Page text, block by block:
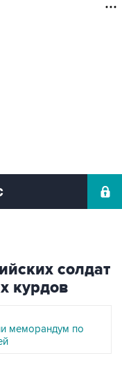
солдат
курдов
меморандум по